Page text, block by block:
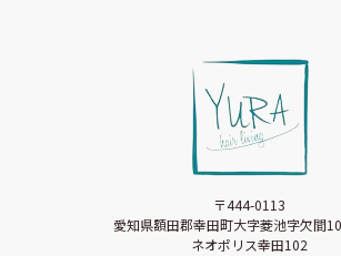
〒444-0113
愛知県額田郡幸田町大字菱池字欠間
ネオポリス幸田102